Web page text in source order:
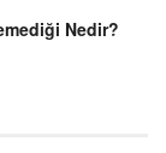
Nedir?